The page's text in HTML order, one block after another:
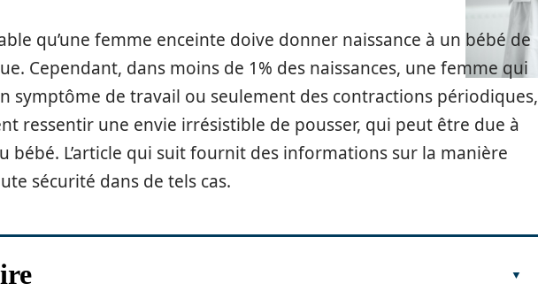
qu’une femme enceinte doive donner naissance à un bébé de
Cependant, dans moins de 1% des naissances, une femme qui
symptôme de travail ou seulement des contractions périodiques,
ressentir une envie irrésistible de pousser, qui peut être due à
bébé. L’article qui suit fournit des informations sur la manière
sécurité dans de tels cas.